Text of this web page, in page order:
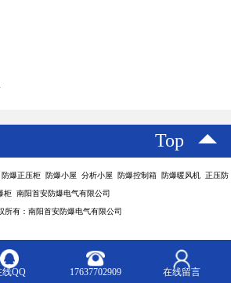
Top
爆正压柜 防爆小屋 分析小屋 防爆控制箱 防爆暖风机 正压防
柜 南阳首安防爆电气有限公司
所有：南阳首安防爆电气有限公司
线QQ 17637702909 在线留言